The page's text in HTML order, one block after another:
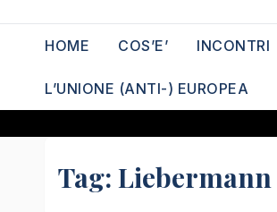
HOME COS’E’ INCONTRI
L’UNIONE (ANTI-) EUROPEA
Tag: Liebermann